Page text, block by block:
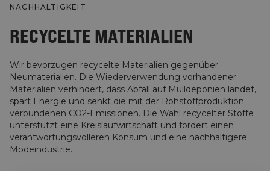
NACHHALTIGKEIT
RECYCELTE MATERIALIEN
Wir bevorzugen recycelte Materialien gegenüber
Neumaterialien. Die Wiederverwendung vorhandener
Materialien verhindert, dass Abfall auf Mülldeponien landet,
spart Energie und senkt die mit der Rohstoffproduktion
verbundenen CO2-Emissionen. Die Wahl recycelter Stoffe
unterstützt eine Kreislaufwirtschaft und fördert einen
verantwortungsvolleren Konsum und eine nachhaltigere
Modeindustrie.